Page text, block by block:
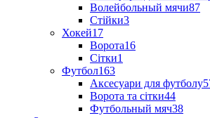
Волейбольный мячи87
Стійки3
Хокей17
Ворота16
Сітки1
Футбол163
Аксесуари для футболу
Ворота та сітки44
Футбольный мяч38